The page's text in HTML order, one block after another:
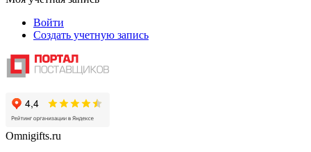
Войти
Создать учетную запись
Omnigifts.ru